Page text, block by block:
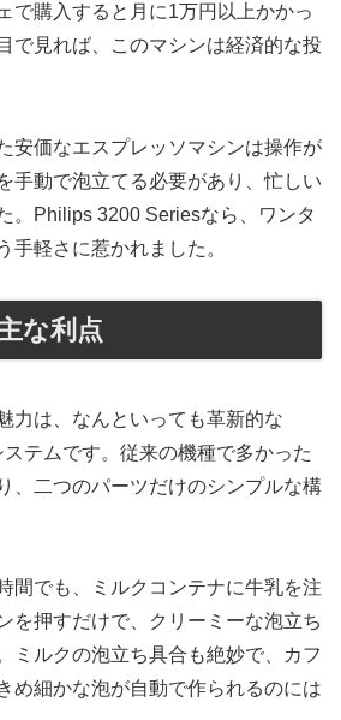
で購入すると月に1万円以上かかっ
で見れば、このマシンは経済的な投
安価なエスプレッソマシンは操作が
手動で泡立てる必要があり、忙しい
。Philips 3200 Seriesなら、ワンタ
手軽さに惹かれました。
な利点
力は、なんといっても革新的な
ステムです。従来の機種で多かった
、二つのパーツだけのシンプルな構
間でも、ミルクコンテナに牛乳を注
を押すだけで、クリーミーな泡立ち
ミルクの泡立ち具合も絶妙で、カフ
め細かな泡が自動で作られるのには